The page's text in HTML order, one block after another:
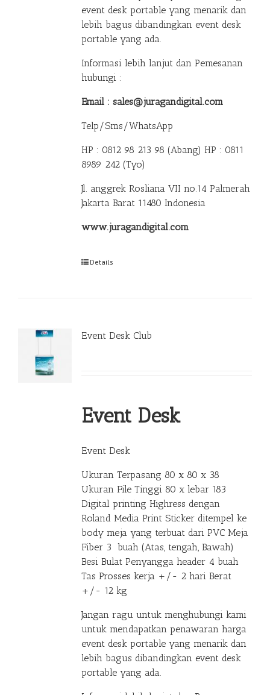
event desk portable yang menarik dan
lebih bagus dibandingkan event desk
portable yang ada.
Informasi lebih lanjut dan Pemesanan
hubungi :
Email : sales@juragandigital.com
Telp/Sms/WhatsApp
HP : 0812 98 213 98 (Abang) HP : 0811
8989 242 (Tyo)
Jl. anggrek Rosliana VII no.14 Palmerah
Jakarta Barat 11480 Indonesia
www.juragandigital.com
Details
Event Desk Club
Event Desk
Event Desk
Ukuran Terpasang 80 x 80 x 38
Ukuran File Tinggi 80 x lebar 183
Digital printing Highress dengan
Roland Media Print Sticker ditempel ke
body meja yang terbuat dari PVC Meja
Fiber 3 buah (Atas, tengah, Bawah)
Besi Bulat Penyangga header 4 buah
Tas Prosses kerja +/- 2 hari Berat
+/- 12 kg
Jangan ragu untuk menghubungi kami
untuk mendapatkan penawaran harga
event desk portable yang menarik dan
lebih bagus dibandingkan event desk
portable yang ada.